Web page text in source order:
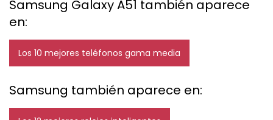
Samsung Galaxy A51 también aparece
en:
Los 10 mejores teléfonos gama media
Samsung también aparece en: